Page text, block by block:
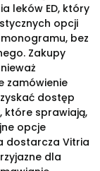
leków ED, który
opcji
bez
Zakupy
zamówienie
dostęp
które sprawiają,
opcje
dostarcza Vitria
dla